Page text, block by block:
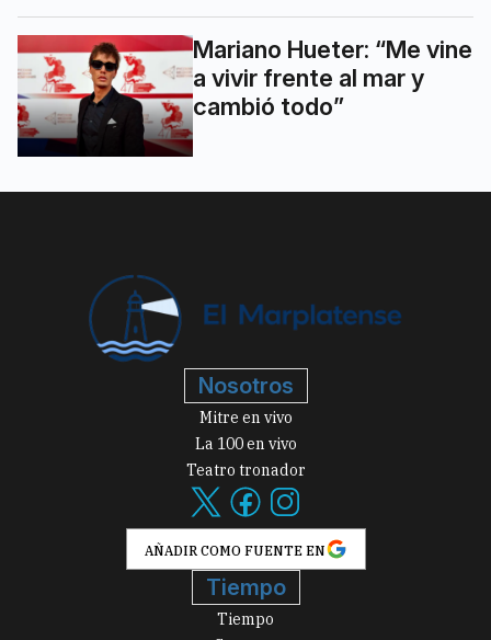
Mariano Hueter: “Me vine
a vivir frente al mar y
cambió todo”
Nosotros
Mitre en vivo
La 100 en vivo
Teatro tronador
AÑADIR COMO FUENTE EN
Tiempo
Tiempo